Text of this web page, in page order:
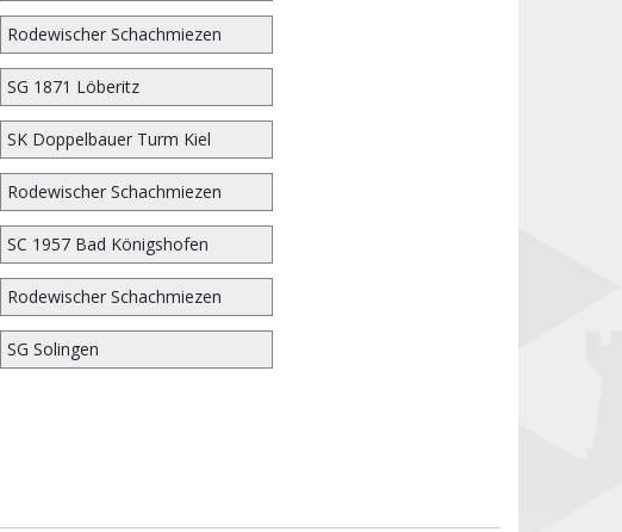
Rodewischer Schachmiezen
SG 1871 Löberitz
SK Doppelbauer Turm Kiel
Rodewischer Schachmiezen
SC 1957 Bad Königshofen
Rodewischer Schachmiezen
SG Solingen